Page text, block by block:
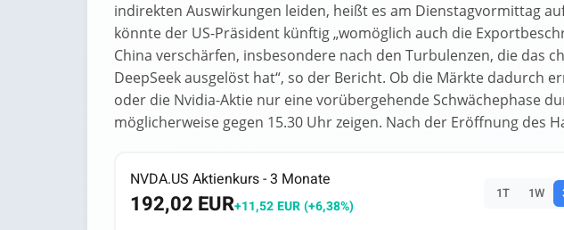
indirekten Auswirkungen leiden, heißt es am Dienstagvormittag
könnte der US-Präsident künftig „womöglich auch die
China verschärfen, insbesondere nach den Turbulenzen, die das
DeepSeek ausgelöst hat“, so der Bericht. Ob die Märkte dadurch
oder die Nvidia-Aktie nur eine vorübergehende Schwächephase
möglicherweise gegen 15.30 Uhr zeigen. Nach der Eröffnung des
NVDA.US Aktienkurs - 3 Monate
192,02 EUR+11,52 EUR (+6,38%)
1T 1W